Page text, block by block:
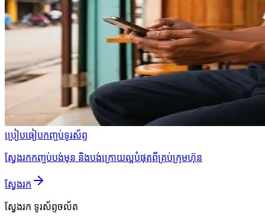
ប្រៀបធៀបកញ្ចប់ទូរស័ព្ទ
ស្វែងរកកញ្ចប់បង់មុន និងបង់ក្រោយល្អបំផុតពីគ្រប់ក្រុមហ៊ុន
ស្វែងរក
ស្វែងរក ទូរស័ព្ទចល័ត